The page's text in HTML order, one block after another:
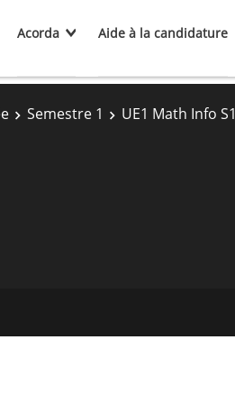
Acorda Aide à la candidature
Semestre 1
UE1 Math Info S1